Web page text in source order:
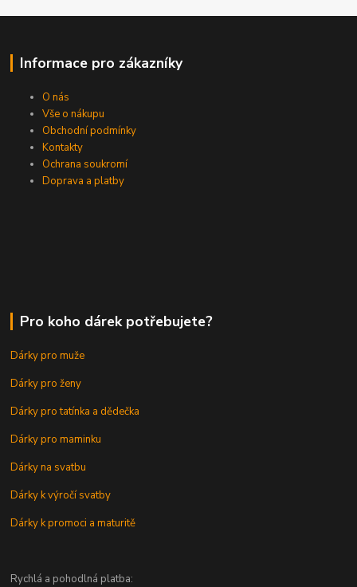
Informace pro zákazníky
O nás
Vše o nákupu
Obchodní podmínky
Kontakty
Ochrana soukromí
Doprava a platby
Pro koho dárek potřebujete?
Dárky pro muže
Dárky pro ženy
Dárky pro tatínka a dědečka
Dárky pro maminku
Dárky na svatbu
Dárky k výročí svatby
Dárky k promoci a maturitě
Rychlá a pohodlná platba: